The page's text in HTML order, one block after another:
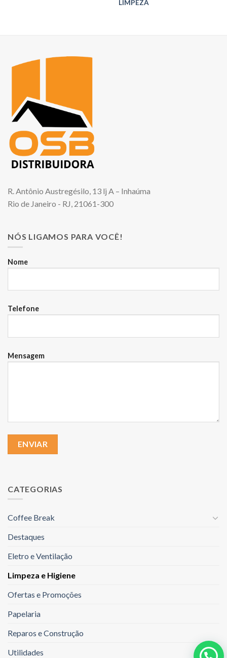
LIMPEZA
R. Antônio Austregésilo, 13 lj A – Inhaúma
Rio de Janeiro - RJ, 21061-300
NÓS LIGAMOS PARA VOCÊ!
Nome
Telefone
Mensagem
CATEGORIAS
Coffee Break
Destaques
Eletro e Ventilação
Limpeza e Higiene
Ofertas e Promoções
Papelaria
Reparos e Construção
Utilidades